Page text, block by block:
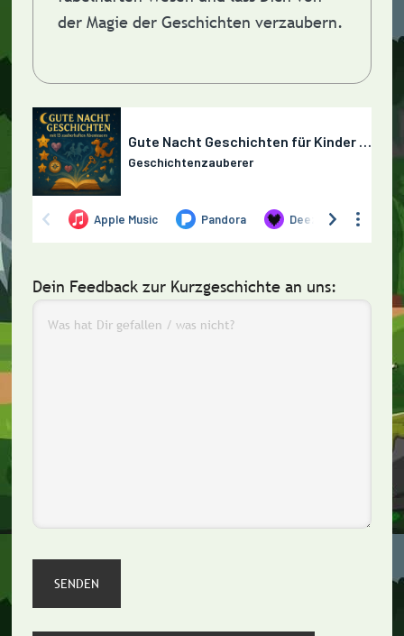
der Magie der Geschichten verzaubern.
Dein Feedback zur Kurzgeschichte an uns: